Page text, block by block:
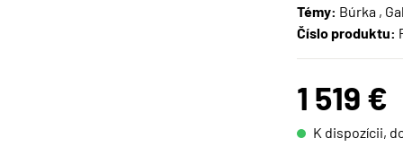
Témy: Búrka ,
Číslo produktu:
1 519 €
K dispozícii,